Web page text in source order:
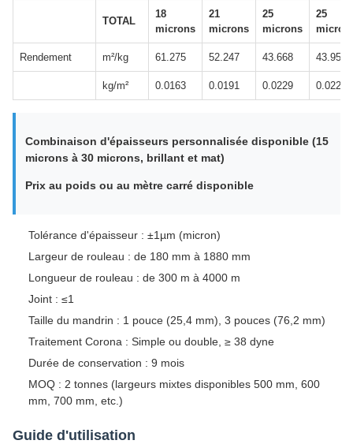
TOTAL
18
microns
21
microns
25
microns
25
Rendement m²/kg 61.275 52.247 43.668 43.956
kg/m² 0.0163 0.0191 0.0229 0.0228
Combinaison d'épaisseurs personnalisée disponible (15
microns à 30 microns, brillant et mat)
Prix au poids ou au mètre carré disponible
Tolérance d'épaisseur : ±1µm (micron)
Largeur de rouleau : de 180 mm à 1880 mm
Longueur de rouleau : de 300 m à 4000 m
Joint : ≤1
Taille du mandrin : 1 pouce (25,4 mm), 3 pouces (76,2 mm)
Traitement Corona : Simple ou double, ≥ 38 dyne
Durée de conservation : 9 mois
MOQ : 2 tonnes (largeurs mixtes disponibles 500 mm, 600
mm, 700 mm, etc.)
Guide d'utilisation